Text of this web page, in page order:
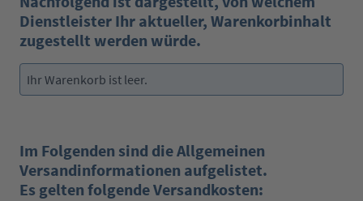
Dienstleister Ihr aktueller, Warenkorbinhalt
zugestellt werden würde.
Ihr Warenkorb ist leer.
Im Folgenden sind die Allgemeinen
Versandinformationen aufgelistet.
Es gelten folgende Versandkosten: